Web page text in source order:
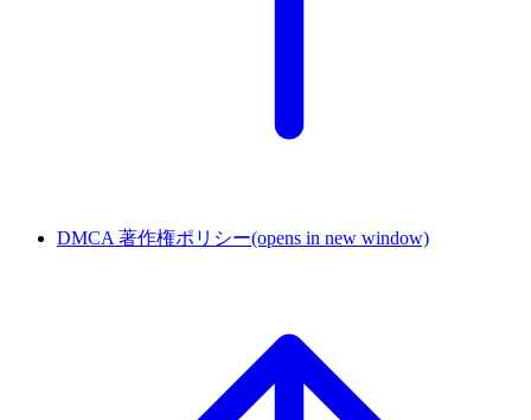
DMCA 著作権ポリシー(opens in new window)